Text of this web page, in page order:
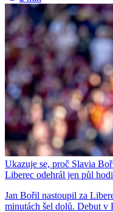
Ukazuje se, proč Slavia
Liberec odehrál jen půl
Jan Bořil nastoupil za
minutách šel dolů. Debut v